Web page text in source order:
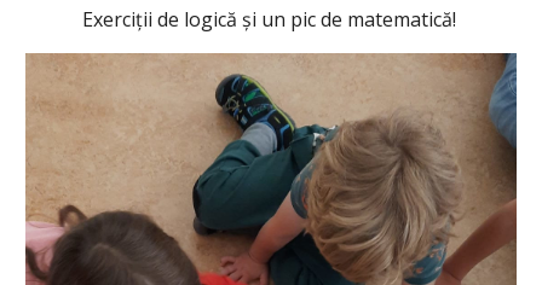
Exerciții de logică și un pic de matematică!